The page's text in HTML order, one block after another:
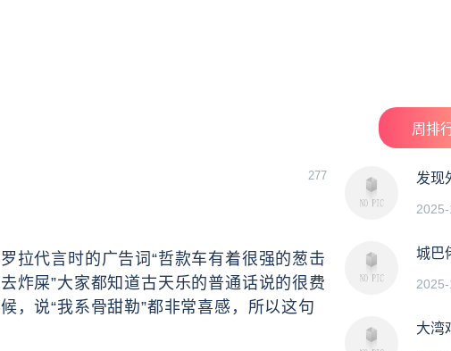
277
拉代言时的广告词“哲款车有着很强的葱击
炸屎”大家都知道古天乐的普通话说的很费
，说“我系骨甜勒”都非常喜感，所以这句
周排
发现
城巴
大湾